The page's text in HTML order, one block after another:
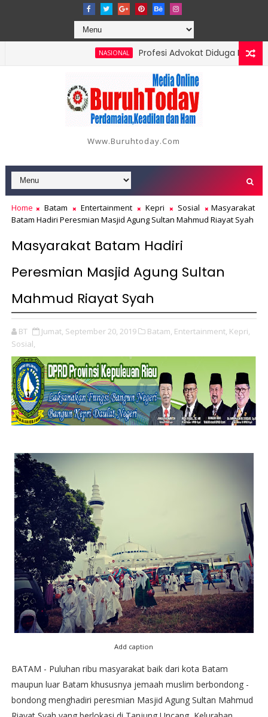
NASIONAL
Profesi Advokat Diduga Dilecehkan
18 Orang, Berikut Data dan Kronologinya
Www.buruhtoday.com
Home Batam Entertainment Kepri Sosial
Masyarakat
Batam Hadiri Peresmian Masjid Agung Sultan Mahmud Riayat Syah
Masyarakat Batam Hadiri
Peresmian Masjid Agung Sultan
Mahmud Riayat Syah
BT Jumat, September 20, 2019 Batam, Entertainment, Kepri,
Sosial,
Add caption
BATAM - Puluhan ribu masyarakat baik dari kota Batam
maupun luar Batam khususnya jemaah muslim berbondong -
bondong menghadiri peresmian Masjid Agung Sultan Mahmud